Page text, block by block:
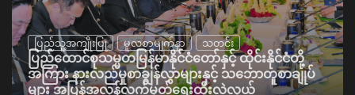
ပြည်သူ့အကျိုးပြု မူလစာမျက်နှာ သတင်း
ပြည်ထောင်စုသမ္မတမြန်မာနိုင်ငံတော်နှင့် ထိုင်းနိုင်ငံတို့
အကြား နားလည်မှုစာချွန်လွှာများနှင့် သဘောတူစာချုပ်
များ အပြန်အလှန်လက်မှတ်ရေးထိုးလဲလှယ်